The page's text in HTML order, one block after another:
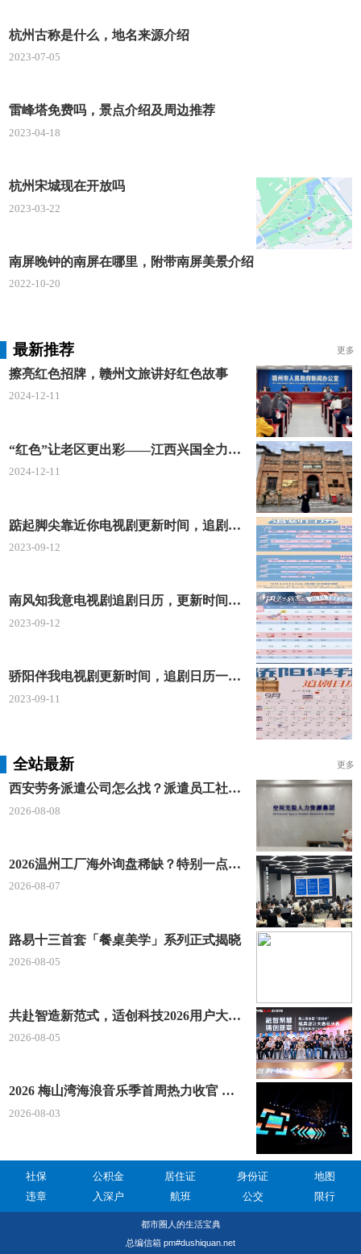
杭州古称是什么，地名来源介绍
2023-07-05
雷峰塔免费吗，景点介绍及周边推荐
2023-04-18
杭州宋城现在开放吗
2023-03-22
南屏晚钟的南屏在哪里，附带南屏美景介绍
2022-10-20
最新推荐 更多
擦亮红色招牌，赣州文旅讲好红色故事
2024-12-11
“红色”让老区更出彩——江西兴国全力打造红色文化传承发展创新示范区
2024-12-11
踮起脚尖靠近你电视剧更新时间，追剧日历及剧情简介
2023-09-12
南风知我意电视剧追剧日历，更新时间一览表
2023-09-12
骄阳伴我电视剧更新时间，追剧日历一览表
2023-09-11
全站最新 更多
西安劳务派遣公司怎么找？派遣员工社保如何合规缴？空间无限 23 年专业沉淀给出答案
2026-08-08
2026温州工厂海外询盘稀缺？特别一点AI 短视频引流 + 麦穗智能获客谷歌定制独立站双渠道拓客！
2026-08-07
路易十三首套「餐桌美学」系列正式揭晓
2026-08-05
共赴智造新范式，适创科技2026用户大会将于深圳启幕
2026-08-05
2026 梅山湾海浪音乐季首周热力收官 文体旅深度融合点燃滨海夏日经济
2026-08-03
社保 公积金 居住证 身份证
地图
违章
入深户 航班 公交 限行
都市圈人的生活宝典
总编信箱 pm#dushiquan.net